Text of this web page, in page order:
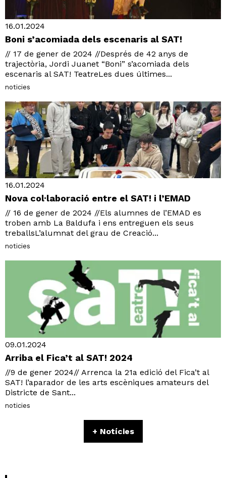
16.01.2024
Boni s’acomiada dels escenaris al SAT!
// 17 de gener de 2024 //Després de 42 anys de
trajectòria, Jordi Juanet “Boni” s’acomiada dels
escenaris al SAT! TeatreLes dues últimes...
noticies
16.01.2024
Nova col·laboració entre el SAT! i l’EMAD
// 16 de gener de 2024 //Els alumnes de l’EMAD es
troben amb La Baldufa i ens entreguen els seus
treballsL’alumnat del grau de Creació...
noticies
09.01.2024
Arriba el Fica’t al SAT! 2024
//9 de gener 2024// Arrenca la 21a edició del Fica’t al
SAT! l’aparador de les arts escèniques amateurs del
Districte de Sant...
noticies
+ Notícies